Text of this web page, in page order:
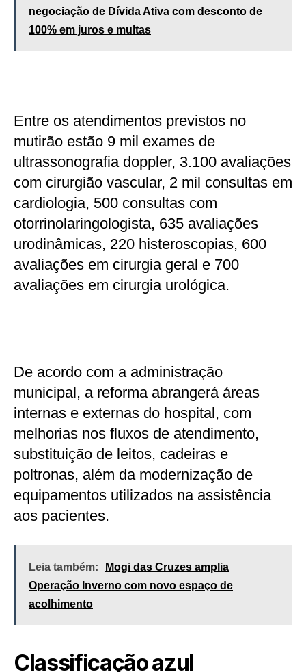
negociação de Dívida Ativa com desconto de
100% em juros e multas
Entre os atendimentos previstos no
mutirão estão 9 mil exames de
ultrassonografia doppler, 3.100 avaliações
com cirurgião vascular, 2 mil consultas em
cardiologia, 500 consultas com
otorrinolaringologista, 635 avaliações
urodinâmicas, 220 histeroscopias, 600
avaliações em cirurgia geral e 700
avaliações em cirurgia urológica.
De acordo com a administração
municipal, a reforma abrangerá áreas
internas e externas do hospital, com
melhorias nos fluxos de atendimento,
substituição de leitos, cadeiras e
poltronas, além da modernização de
equipamentos utilizados na assistência
aos pacientes.
Leia também:
Mogi das Cruzes amplia
Operação Inverno com novo espaço de
acolhimento
Classificação azul